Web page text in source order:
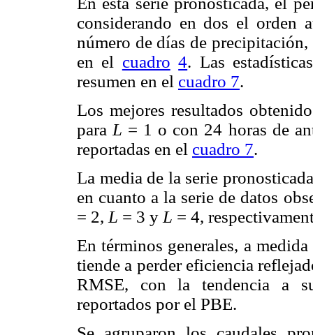
considerando en dos el orden
número de días de
en el cuadro 4. Las
resumen en el cuadro 7.
Los mejores resultados
para L = 1 o con 24 horas de
reportadas en el cuadro 7.
La media de la serie
en cuanto a la serie de datos
= 2, L = 3 y L = 4,
En términos generales, a
tiende a perder eficiencia
RMSE, con la tendencia a
reportados por el PBE.